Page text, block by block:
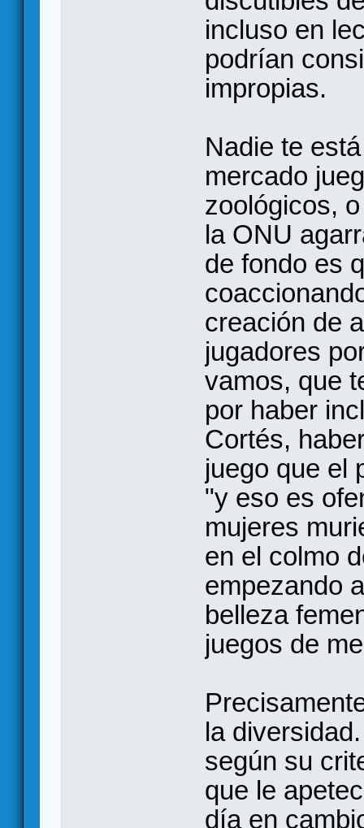
incluso en
podrían
impropias.
Nadie te
mercado
zoológicos,
la ONU
de fondo es
creación de
jugadores
vamos, que
por haber
Cortés,
juego que el
"y eso es
mujeres
en el colmo
empezando
belleza
juegos de
la
según su
que le
día en